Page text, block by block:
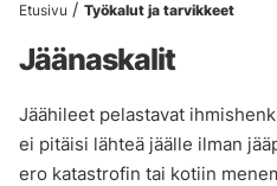
Etusivu Työkalut ja tarvikkeet
Jäänaskalit
Jäähileet pelastavat
ei pitäisi lähteä jäälle ilman
ero katastrofin tai kotiin